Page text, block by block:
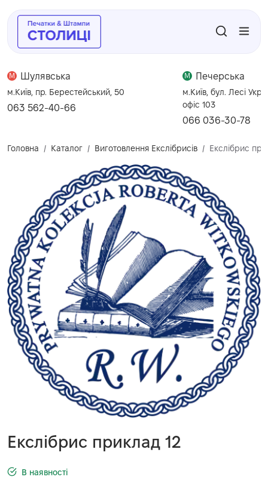
M Шулявська
м.Київ, пр. Берестейський, 50
063 562-40-66
M Печерська
м.Київ, бул. Лесі
офіс 103
066 036-30-78
Головна Каталог Виготовлення Екслібрисів Екслібрис
Екслібрис приклад 12
В наявності